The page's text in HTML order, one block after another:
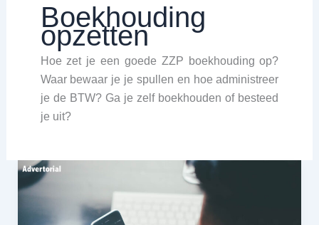
Boekhouding
opzetten
Hoe zet je een goede ZZP boekhouding op?
Waar bewaar je je spullen en hoe administreer
je de BTW? Ga je zelf boekhouden of besteed
je uit?